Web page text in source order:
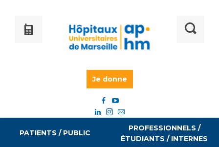
Je donne
PATIENTS / PUBLIC
PROFESSIONNELS /
ÉTUDIANTS / INTERNES